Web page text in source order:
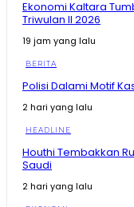
Rp300
08:19
Ramai
Baru
Dunia
00:37
#trending
Ekonomi Kaltara
Triwulan II 2026
19 jam yang lalu
BERITA
Polisi Dalami Motif
2 hari yang lalu
HEADLINE
Houthi Tembakkan
Saudi
2 hari yang lalu